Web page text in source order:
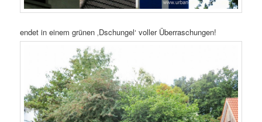
endet in einem grünen ‚Dschungel‘ voller Überraschungen!